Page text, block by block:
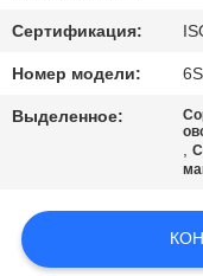
СПРОСИТЕ
ЦИТАТУ
PRIVACY
Сертификация:
Номер модели:
Выделенное:
,